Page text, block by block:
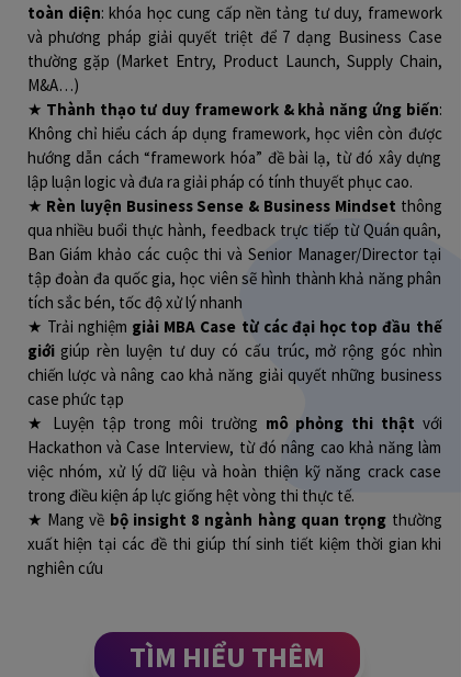
toàn diện: khóa học cung cấp nền tảng tư duy, framework
và phương pháp giải quyết triệt để 7 dạng Business Case
thường gặp (Market Entry, Product Launch, Supply Chain,
M&A…)
★ Thành thạo tư duy framework & khả năng ứng biến:
Không chỉ hiểu cách áp dụng framework, học viên còn được
hướng dẫn cách “framework hóa” đề bài lạ, từ đó xây dựng
lập luận logic và đưa ra giải pháp có tính thuyết phục cao.
★ Rèn luyện Business Sense & Business Mindset thông
qua nhiều buổi thực hành, feedback trực tiếp từ Quán quân,
Ban Giám khảo các cuộc thi và Senior Manager/Director tại
tập đoàn đa quốc gia, học viên sẽ hình thành khả năng phân
tích sắc bén, tốc độ xử lý nhanh
★ Trải nghiệm giải MBA Case từ các đại học top đầu thế
giớigiúp rèn luyện tư duy có cấu trúc, mở rộng góc nhìn
chiến lược và nâng cao khả năng giải quyết những business
case phức tạp
★ Luyện tập trong môi trường mô phỏng thi thật với
Hackathon và Case Interview, từ đó nâng cao khả năng làm
việc nhóm, xử lý dữ liệu và hoàn thiện kỹ năng crack case
trong điều kiện áp lực giống hệt vòng thi thực tế.
★ Mang về bộ insight 8 ngành hàng quan trọng thường
xuất hiện tại các đề thi giúp thí sinh tiết kiệm thời gian khi
nghiên cứu
TÌM HIỂU THÊM